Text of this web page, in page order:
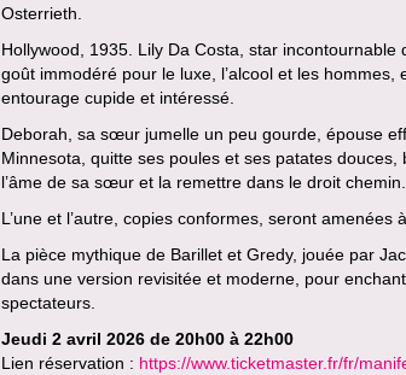
Osterrieth.
Hollywood, 1935. Lily Da Costa, star incontournable
goût immodéré pour le luxe, l’alcool et les hommes,
entourage cupide et intéressé.
Deborah, sa sœur jumelle un peu gourde, épouse
Minnesota, quitte ses poules et ses patates
l’âme de sa sœur et la remettre dans le droit chemin.
L’une et l’autre, copies conformes, seront amenées
La pièce mythique de Barillet et Gredy, jouée par
dans une version revisitée et moderne, pour
spectateurs.
Jeudi 2 avril 2026 de 20h00 à 22h00
Lien réservation : https://www.ticketmaster.fr/fr/